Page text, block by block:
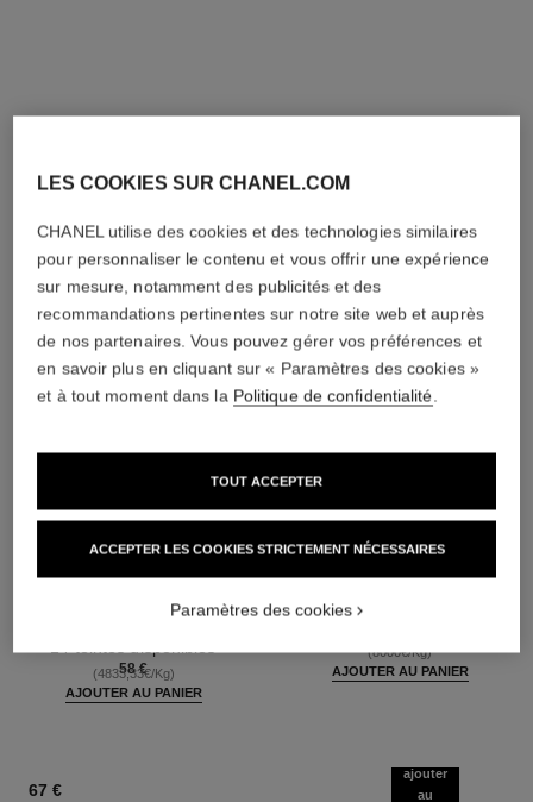
les beiges poudre belle mine
et Modulable
58 €
(4833,33€/Kg)
AJOUTER AU PANIER
noir allure
Réf. 190010
(8000€/Kg)
AJOUTER AU PANIER
67 €
ajouter
au
LES COOKIES SUR CHANEL.COM
CHANEL utilise des cookies et des technologies similaires
pour personnaliser le contenu et vous offrir une expérience
sur mesure, notamment des publicités et des
recommandations pertinentes sur notre site web et auprès
de nos partenaires. Vous pouvez gérer vos préférences et
en savoir plus en cliquant sur « Paramètres des cookies »
et à tout moment dans la Politique de confidentialité.
ACCEPTER LES COOKIES STRICTEMENT NÉCESSAIRES
TOUT ACCEPTER
Paramètres des cookies